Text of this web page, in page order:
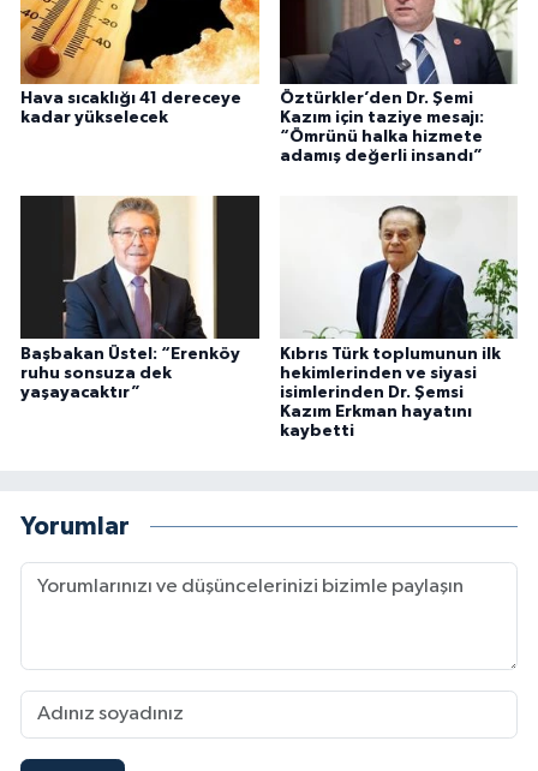
Hava sıcaklığı 41 dereceye
kadar yükselecek
Öztürkler’den Dr. Şemi
Kazım için taziye mesajı:
“Ömrünü halka hizmete
adamış değerli insandı”
Başbakan Üstel: “Erenköy
ruhu sonsuza dek
yaşayacaktır”
Kıbrıs Türk toplumunun ilk
hekimlerinden ve siyasi
isimlerinden Dr. Şemsi
Kazım Erkman hayatını
kaybetti
Yorumlar